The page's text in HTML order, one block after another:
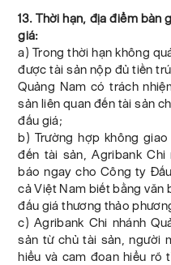
13. Thời hạn, địa điểm bàn
giá:
a) Trong thời hạn không
được tài sản nộp đủ tiền
Quảng Nam có trách
sản liên quan đến tài sản
đấu giá;
b) Trường hợp không
đến tài sản, Agribank Chi
báo ngay cho Công ty
cả Việt Nam biết bằng văn
đấu giá thương thảo
c) Agribank Chi nhánh
sản từ chủ tài sản, người
hiểu và cam đoan hiểu rõ